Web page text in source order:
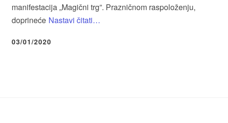
manifestacija „Magični trg”. Prazničnom raspoloženju,
doprineće Nastavi čitati…
03/01/2020